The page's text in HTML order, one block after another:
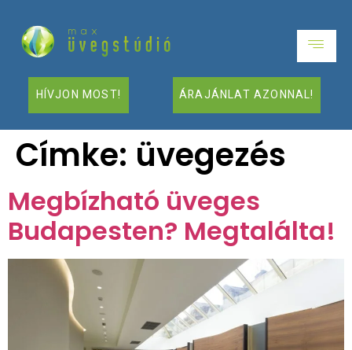
HÍVJON MOST! ÁRAJÁNLAT AZONNAL!
Címke: üvegezés
Megbízható üveges
Budapesten? Megtalálta!